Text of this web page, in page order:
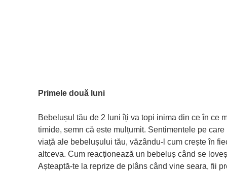
Primele două luni
Bebelușul tău de 2 luni îți va topi inima din ce în ce
timide, semn că este mulțumit. Sentimentele pe
viață ale bebelușului tău, văzându-l cum crește în
altceva. Cum reacționează un bebeluș când se
Așteaptă-te la reprize de plâns când vine seara, fii